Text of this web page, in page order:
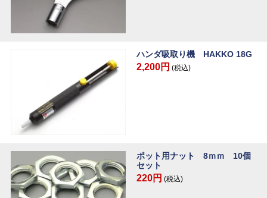
ハンダ吸取り機 HAKKO 18G
2,200円 (税込)
ポット用ナット 8ｍｍ 10個
セット
220円 (税込)